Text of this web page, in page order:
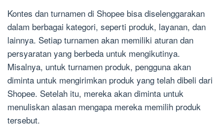
Kontes dan turnamen di Shopee bisa diselenggarakan
dalam berbagai kategori, seperti produk, layanan, dan
lainnya. Setiap turnamen akan memiliki aturan dan
persyaratan yang berbeda untuk mengikutinya.
Misalnya, untuk turnamen produk, pengguna akan
diminta untuk mengirimkan produk yang telah dibeli dari
Shopee. Setelah itu, mereka akan diminta untuk
menuliskan alasan mengapa mereka memilih produk
tersebut.